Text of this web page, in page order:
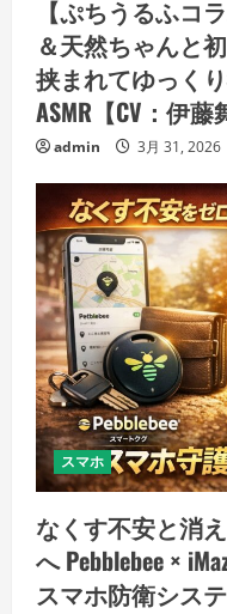
【ぷちうるふコ
＆天然ちゃんと
挟まれてゆっく
ASMR【CV：伊
admin 3月 31, 2026
スマホ
なくす不安と消
へ Pebblebee ×
スマホ防衛シス